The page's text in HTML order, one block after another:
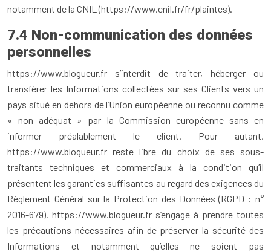
notamment de la CNIL (https://www.cnil.fr/fr/plaintes).
7.4 Non-communication des données
personnelles
https://www.blogueur.fr s’interdit de traiter, héberger ou
transférer les Informations collectées sur ses Clients vers un
pays situé en dehors de l’Union européenne ou reconnu comme
« non adéquat » par la Commission européenne sans en
informer préalablement le client. Pour autant,
https://www.blogueur.fr reste libre du choix de ses sous-
traitants techniques et commerciaux à la condition qu’il
présentent les garanties suffisantes au regard des exigences du
Règlement Général sur la Protection des Données (RGPD : n°
2016-679). https://www.blogueur.fr s’engage à prendre toutes
les précautions nécessaires afin de préserver la sécurité des
Informations et notamment qu’elles ne soient pas